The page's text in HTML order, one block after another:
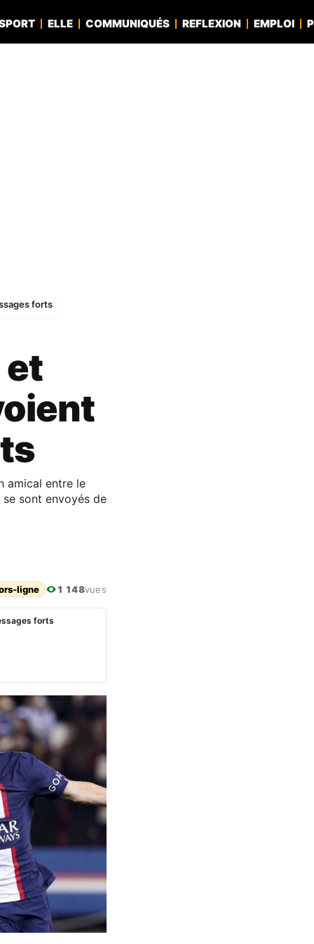
ELLE COMMUNIQUÉS REFLEXION EMPLOI
forts
et
amical entre le
se sont envoyés de
ligne 1 148vues
forts